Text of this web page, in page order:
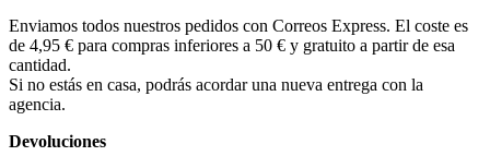
Enviamos todos nuestros pedidos con Correos Express. El coste es
de 4,95 € para compras inferiores a 50 € y gratuito a partir de esa
cantidad.
Si no estás en casa, podrás acordar una nueva entrega con la
agencia.
Devoluciones